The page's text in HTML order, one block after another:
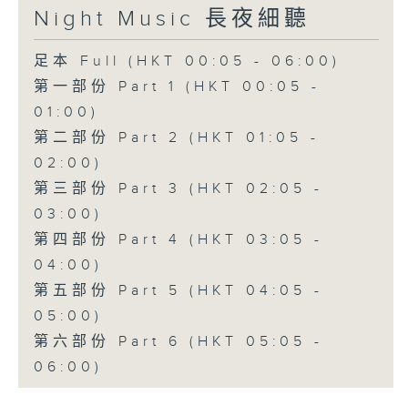
Night Music 長夜細聽
足本 Full (HKT 00:05 - 06:00)
第一部份 Part 1 (HKT 00:05 -
01:00)
第二部份 Part 2 (HKT 01:05 -
02:00)
第三部份 Part 3 (HKT 02:05 -
03:00)
第四部份 Part 4 (HKT 03:05 -
04:00)
第五部份 Part 5 (HKT 04:05 -
05:00)
第六部份 Part 6 (HKT 05:05 -
06:00)